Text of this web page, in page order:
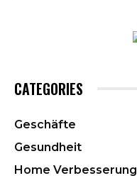
CATEGORIES
Geschäfte
Gesundheit
Home Verbesserung